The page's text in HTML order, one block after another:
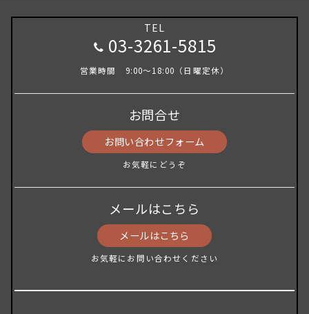
TEL
03-3261-5815
営業時間 9:00～18:00（日曜定休）
お問合せ
お問い合わせフォーム
お気軽にどうぞ
メールはこちら
メールはこちら
お気軽にお問い合わせください